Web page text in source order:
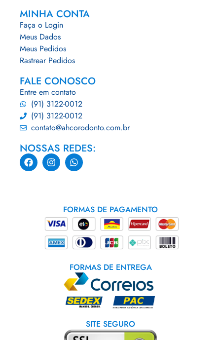
MINHA CONTA
Faça o Login
Meus Dados
Meus Pedidos
Rastrear Pedidos
FALE CONOSCO
Entre em contato
(91) 3122-0012
(91) 3122-0012
contato@ahcorodonto.com.br
NOSSAS REDES:
FORMAS DE PAGAMENTO
FORMAS DE ENTREGA
SITE SEGURO